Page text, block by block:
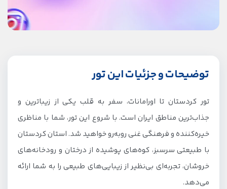
توضیحات و جزئیات این تور
تور کردستان تا اورامانات، سفر به قلب یکی از زیباترین و
جذاب‌ترین مناطق ایران است. با شروع این تور، شما با مناظری
خیره‌کننده و فرهنگی غنی روبه‌رو خواهید شد. استان کردستان
با طبیعتی سرسبز، کوه‌های پوشیده از درختان و رودخانه‌های
خروشان، تجربه‌ای بی‌نظیر از زیبایی‌های طبیعی را به شما ارائه
می‌دهد.